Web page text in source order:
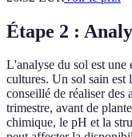
Étape 2 :
L'analyse du sol est une
cultures. Un sol sain est
conseillé de réaliser des
trimestre, avant de
chimique, le pH et la